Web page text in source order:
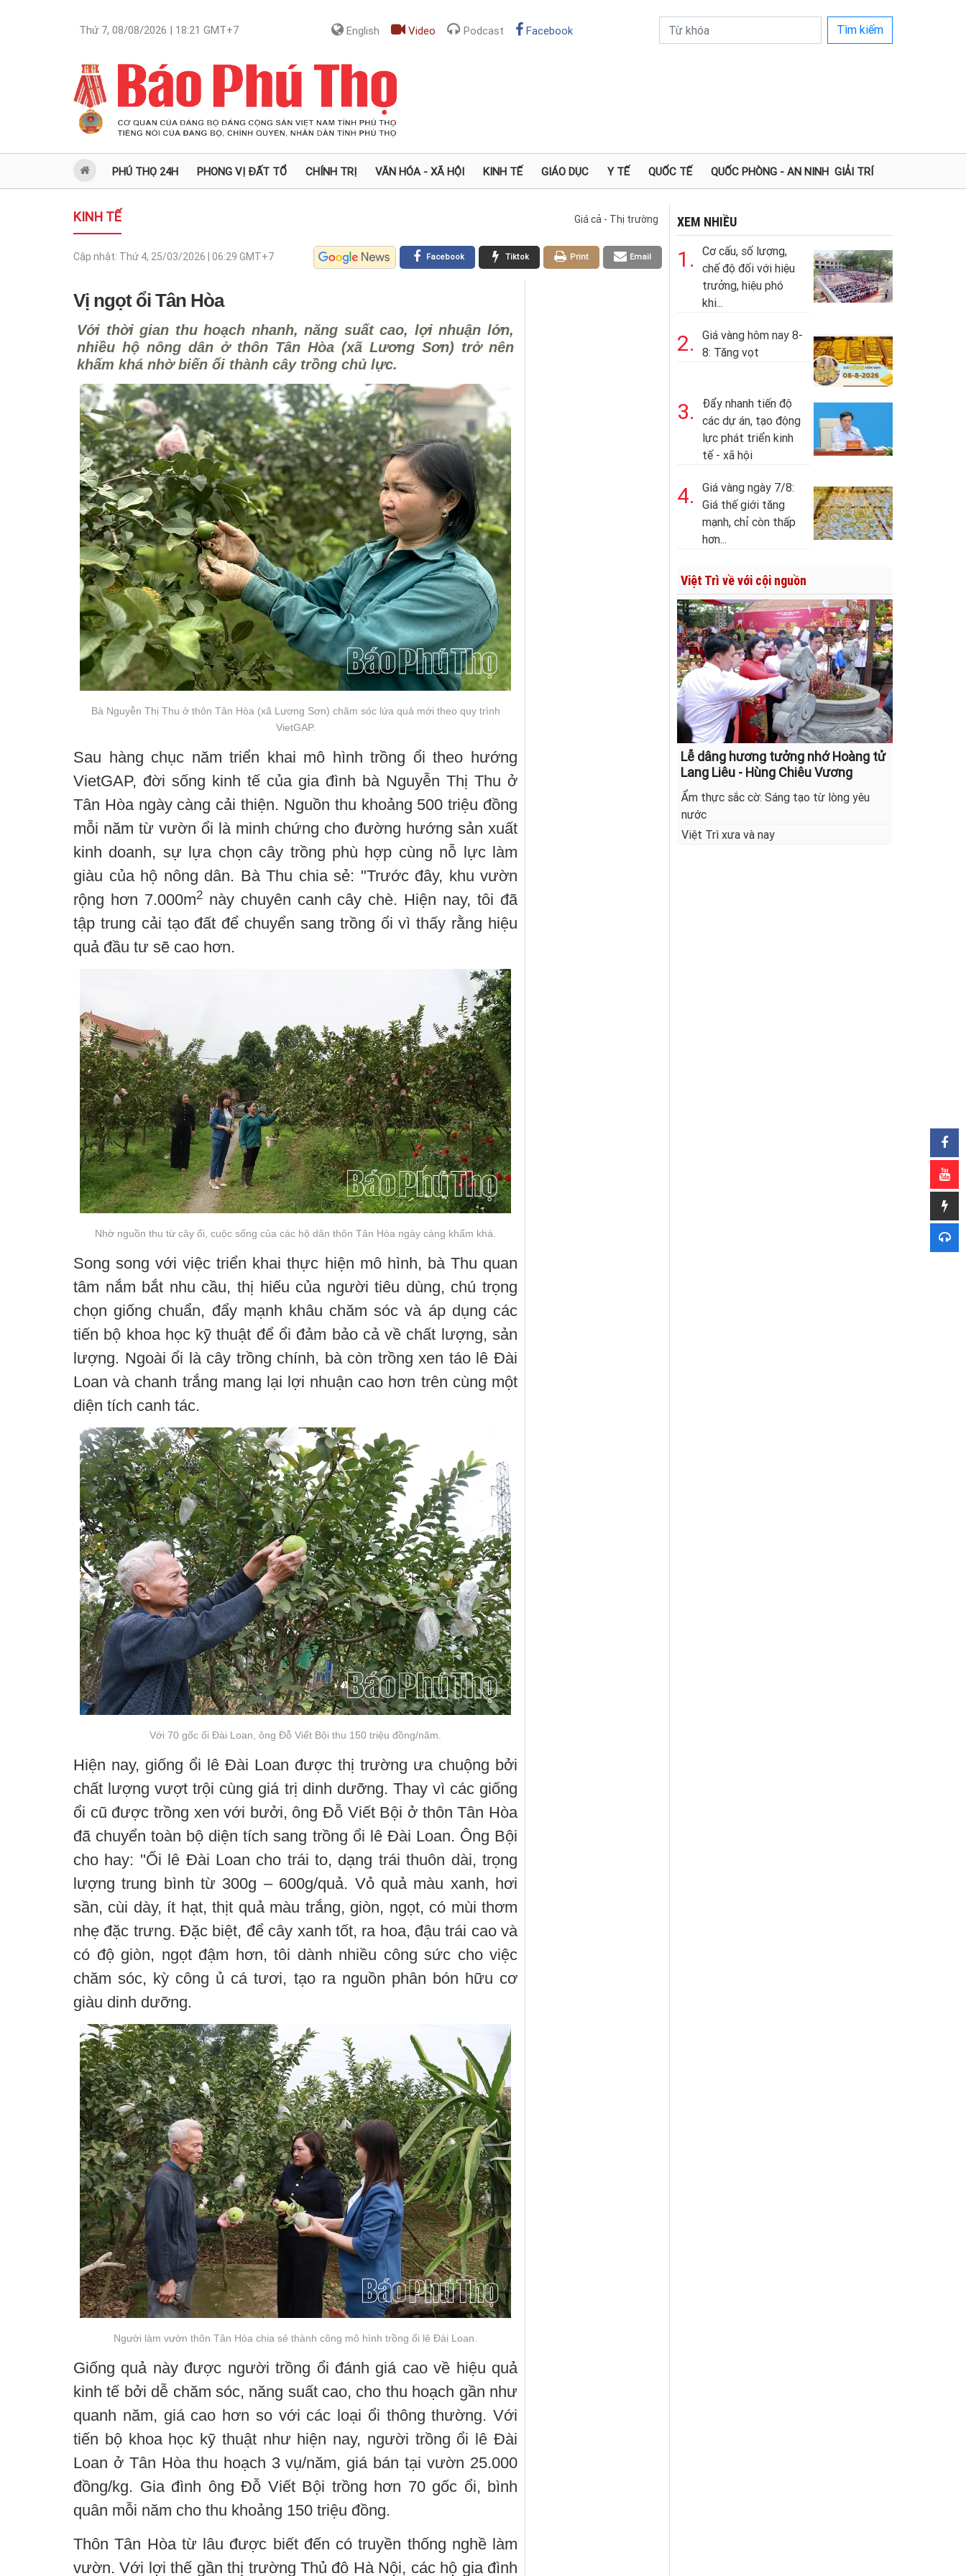
Thứ 7, 08/08/2026 | 18:21 GMT+7 English Video Podcast Facebook Tìm kiếm
PHÚ THỌ 24H PHONG VỊ ĐẤT TỔ CHÍNH TRỊ VĂN HÓA - XÃ HỘI KINH TẾ GIÁO DỤC Y TẾ QUỐC TẾ QUỐC PHÒNG - AN NINH GIẢI TRÍ
KINH TẾ Giá cả - Thị trường
Cập nhật: Thứ 4, 25/03/2026 | 06:29 GMT+7 Email
Print
Tiktok
Facebook
Vị ngọt ổi Tân Hòa
Với thời gian thu hoạch nhanh, năng suất cao, lợi nhuận lớn,
nhiều hộ nông dân ở thôn Tân Hòa (xã Lương Sơn) trở nên
khấm khá nhờ biến ổi thành cây trồng chủ lực.
Bà Nguyễn Thị Thu ở thôn Tân Hòa (xã Lương Sơn) chăm sóc lứa quả mới theo quy trình
VietGAP.
Sau hàng chục năm triển khai mô hình trồng ổi theo hướng
VietGAP, đời sống kinh tế của gia đình bà Nguyễn Thị Thu ở
Tân Hòa ngày càng cải thiện. Nguồn thu khoảng 500 triệu đồng
mỗi năm từ vườn ổi là minh chứng cho đường hướng sản xuất
kinh doanh, sự lựa chọn cây trồng phù hợp cùng nỗ lực làm
giàu của hộ nông dân. Bà Thu chia sẻ: "Trước đây, khu vườn
rộng hơn 7.000m2này chuyên canh cây chè. Hiện nay, tôi đã
tập trung cải tạo đất để chuyển sang trồng ổi vì thấy rằng hiệu
quả đầu tư sẽ cao hơn.
Nhờ nguồn thu từ cây ổi, cuộc sống của các hộ dân thôn Tân Hòa ngày càng khấm khá.
Song song với việc triển khai thực hiện mô hình, bà Thu quan
tâm nắm bắt nhu cầu, thị hiếu của người tiêu dùng, chú trọng
chọn giống chuẩn, đẩy mạnh khâu chăm sóc và áp dụng các
tiến bộ khoa học kỹ thuật để ổi đảm bảo cả về chất lượng, sản
lượng. Ngoài ổi là cây trồng chính, bà còn trồng xen táo lê Đài
Loan và chanh trắng mang lại lợi nhuận cao hơn trên cùng một
diện tích canh tác.
Với 70 gốc ổi Đài Loan, ông Đỗ Viết Bội thu 150 triệu đồng/năm.
Hiện nay, giống ổi lê Đài Loan được thị trường ưa chuộng bởi
chất lượng vượt trội cùng giá trị dinh dưỡng. Thay vì các giống
ổi cũ được trồng xen với bưởi, ông Đỗ Viết Bội ở thôn Tân Hòa
đã chuyển toàn bộ diện tích sang trồng ổi lê Đài Loan. Ông Bội
cho hay: "Ổi lê Đài Loan cho trái to, dạng trái thuôn dài, trọng
lượng trung bình từ 300g – 600g/quả. Vỏ quả màu xanh, hơi
sần, cùi dày, ít hạt, thịt quả màu trắng, giòn, ngọt, có mùi thơm
nhẹ đặc trưng. Đặc biệt, để cây xanh tốt, ra hoa, đậu trái cao và
có độ giòn, ngọt đậm hơn, tôi dành nhiều công sức cho việc
chăm sóc, kỳ công ủ cá tươi, tạo ra nguồn phân bón hữu cơ
giàu dinh dưỡng.
Người làm vườn thôn Tân Hòa chia sẻ thành công mô hình trồng ổi lê Đài Loan.
Giống quả này được người trồng ổi đánh giá cao về hiệu quả
kinh tế bởi dễ chăm sóc, năng suất cao, cho thu hoạch gần như
quanh năm, giá cao hơn so với các loại ổi thông thường. Với
tiến bộ khoa học kỹ thuật như hiện nay, người trồng ổi lê Đài
Loan ở Tân Hòa thu hoạch 3 vụ/năm, giá bán tại vườn 25.000
đồng/kg. Gia đình ông Đỗ Viết Bội trồng hơn 70 gốc ổi, bình
quân mỗi năm cho thu khoảng 150 triệu đồng.
Thôn Tân Hòa từ lâu được biết đến có truyền thống nghề làm
vườn. Với lợi thế gần thị trường Thủ đô Hà Nội, các hộ gia đình
XEM NHIỀU
1.
Cơ cấu, số lượng,
chế độ đối với hiệu
trưởng, hiệu phó
khi...
2.
Giá vàng hôm nay 8-
8: Tăng vọt
3.
Đẩy nhanh tiến độ
các dự án, tạo động
lực phát triển kinh
tế - xã hội
4.
Giá vàng ngày 7/8:
Giá thế giới tăng
mạnh, chỉ còn thấp
hơn...
Việt Trì về với cội nguồn
Lễ dâng hương tưởng nhớ Hoàng tử
Lang Liêu - Hùng Chiêu Vương
Ẩm thực sắc cờ: Sáng tạo từ lòng yêu
nước
Việt Trì xưa và nay